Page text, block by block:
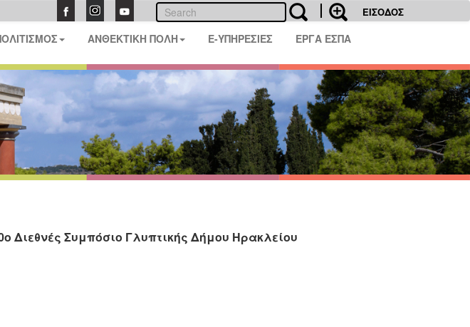
ΕΙΣΟΔΟΣ
ΑΝΘΕΚΤΙΚΗ ΠΟΛΗ E-ΥΠΗΡΕΣΙΕΣ ΕΡΓΑ ΕΣΠΑ
Διεθνές Συμπόσιο Γλυπτικής Δήμου Ηρακλείου